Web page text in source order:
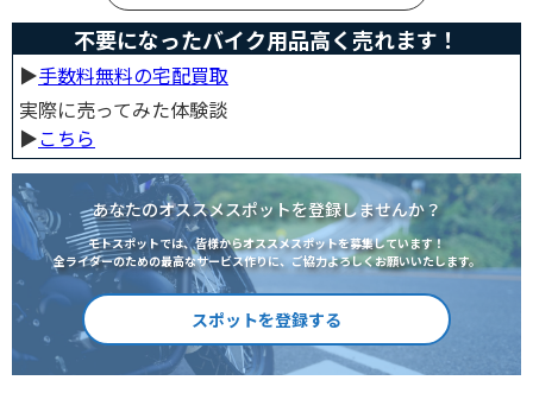
不要になったバイク用品高く売れます！
▶︎手数料無料の宅配買取
実際に売ってみた体験談
▶︎こちら
あなたのオススメスポットを登録しませんか？
モトスポットでは、皆様からオススメスポットを募集しています！
全ライダーのための最高なサービス作りに、ご協力よろしくお願いいたします。
スポットを登録する